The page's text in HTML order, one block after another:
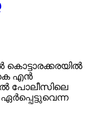
എൻ
പോലീസിലെ